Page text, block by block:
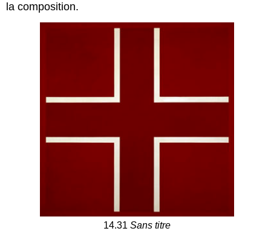
la composition.
14.31Sans titre